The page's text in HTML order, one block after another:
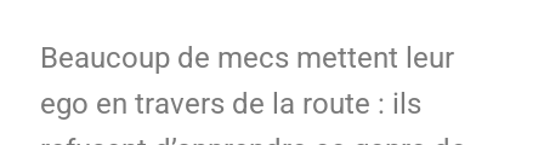
Beaucoup de mecs mettent leur
ego en travers de la route : ils